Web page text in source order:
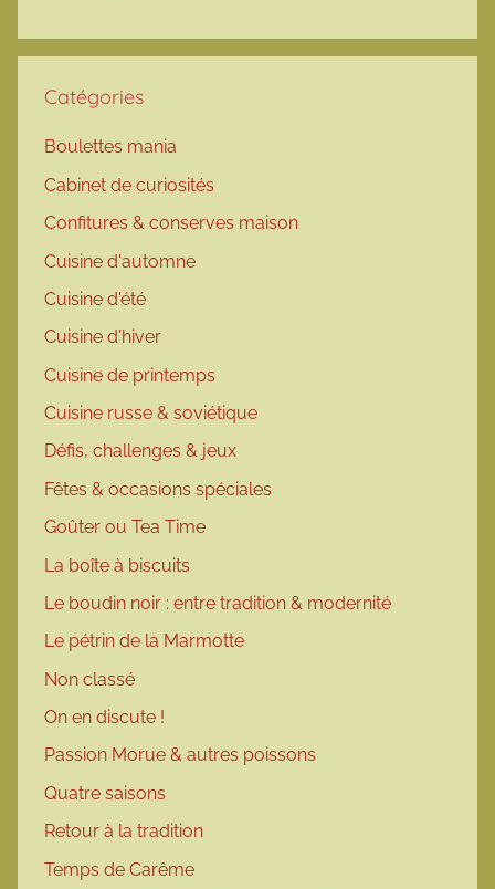
Catégories
Boulettes mania
Cabinet de curiosités
Confitures & conserves maison
Cuisine d'automne
Cuisine d'été
Cuisine d'hiver
Cuisine de printemps
Cuisine russe & soviétique
Défis, challenges & jeux
Fêtes & occasions spéciales
Goûter ou Tea Time
La boîte à biscuits
Le boudin noir : entre tradition & modernité
Le pétrin de la Marmotte
Non classé
On en discute !
Passion Morue & autres poissons
Quatre saisons
Retour à la tradition
Temps de Carême